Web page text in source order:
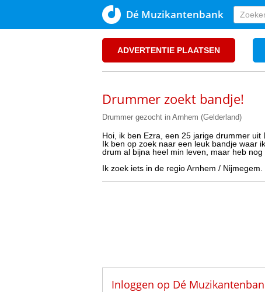
Dé Muzikantenbank
ADVERTENTIE PLAATSEN
Drummer zoekt bandje!
Drummer gezocht in Arnhem (Gelderland)
Hoi, ik ben Ezra, een 25 jarige drummer uit
Ik ben op zoek naar een leuk bandje waar
drum al bijna heel min leven, maar heb nog
Ik zoek iets in de regio Arnhem / Nijmegem.
Inloggen op Dé